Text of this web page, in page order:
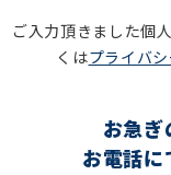
ご入力頂きました個
くはプライバ
お急ぎ
お電話に